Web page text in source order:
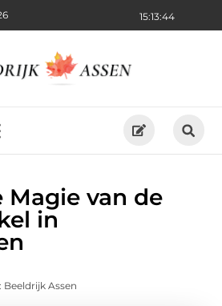
15:13:46
van de
in
Assen